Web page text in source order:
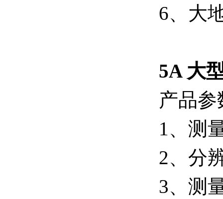
6、大
5A 大
产品参
1、测
2、分
3、测